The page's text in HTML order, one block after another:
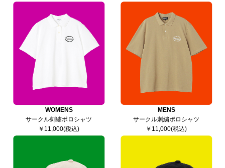
WOMENS
サークル刺繍ポロシャツ
￥11,000(税込)
MENS
サークル刺繍ポロシャツ
￥11,000(税込)